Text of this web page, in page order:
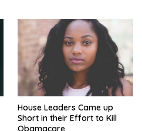
House Leaders Came up
Short in their Effort to Kill
Obamacare